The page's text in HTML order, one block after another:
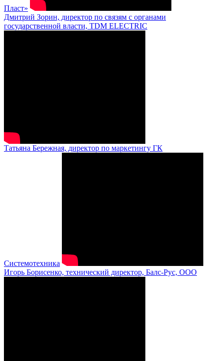
Пласт»
Дмитрий Зорин, директор по связям с органами
государственной власти, TDM ELECTRIC
Татьяна Бережная, директор по маркетингу ГК
Системотехника
Игорь Борисенко, технический директор, Балс-Рус, ООО